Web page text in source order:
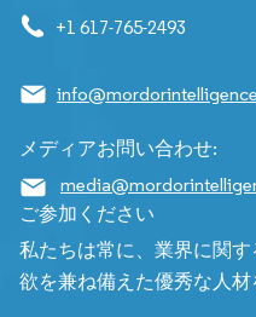
+1 617-765-2493
メディアお問い合わせ:
ご参加ください
私たちは常に、業界に関
欲を兼ね備えた優秀な人材